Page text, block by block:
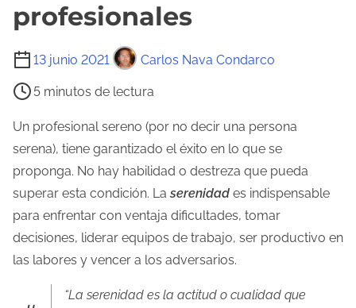
profesionales
13 junio 2021 Carlos Nava Condarco
T
e
m
p
o
d
e
l
e
5 minutos de lectura
Un profesional sereno (por no decir una persona
serena), tiene garantizado el éxito en lo que se
proponga. No hay habilidad o destreza que pueda
superar esta condición. Laserenidad es indispensable
para enfrentar con ventaja dificultades, tomar
decisiones, liderar equipos de trabajo, ser productivo en
las labores y vencer a los adversarios.
“La serenidad es la actitud o cualidad que